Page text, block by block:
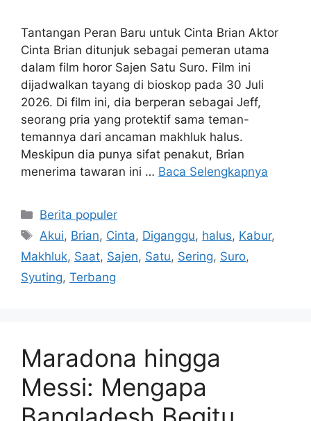
Tantangan Peran Baru untuk Cinta Brian Aktor
Cinta Brian ditunjuk sebagai pemeran utama
dalam film horor Sajen Satu Suro. Film ini
dijadwalkan tayang di bioskop pada 30 Juli
2026. Di film ini, dia berperan sebagai Jeff,
seorang pria yang protektif sama teman-
temannya dari ancaman makhluk halus.
Meskipun dia punya sifat penakut, Brian
menerima tawaran ini … Baca Selengkapnya
Kategori
Berita populer
Tag
Akui, Brian, Cinta, Diganggu, halus, Kabur,
Makhluk, Saat, Sajen, Satu, Sering, Suro,
Syuting, Terbang
Maradona hingga
Messi: Mengapa